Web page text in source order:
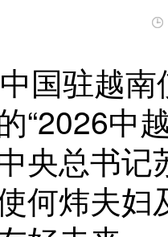
国驻越
“2026中
央总书
何炜夫